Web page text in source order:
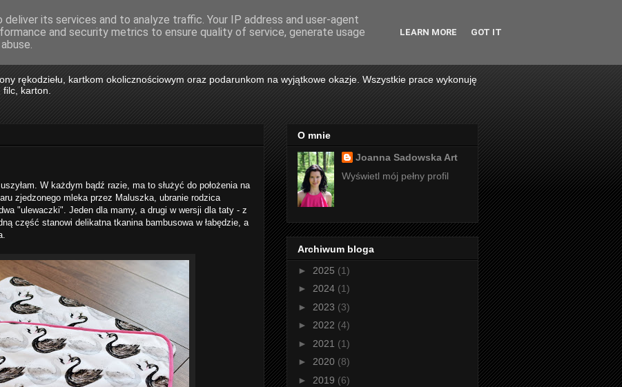
Art
rękodziełu, kartkom okolicznościowym oraz podarunkom na wyjątkowe okazje. Wszystkie prace wykonuję
karton.
W każdym bądź razie, ma to służyć do położenia na
zjedzonego mleka przez Maluszka, ubranie rodzica
"ulewaczki". Jeden dla mamy, a drugi w wersji dla taty - z
część stanowi delikatna tkanina bambusowa w łabędzie, a
O mnie
Joanna Sadowska Art
Wyświetl mój pełny profil
Archiwum bloga
► 2025 (1)
► 2024 (1)
► 2023 (3)
► 2022 (4)
► 2021 (1)
► 2020 (8)
► 2019 (6)
its services and to analyze traffic. Your IP address and user-agent
and security metrics to ensure quality of service, generate usage
LEARN MORE GOT IT